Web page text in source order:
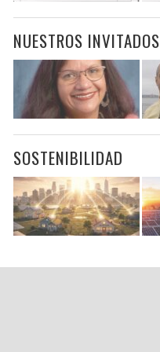
NUESTROS INVITADOS
SOSTENIBILIDAD